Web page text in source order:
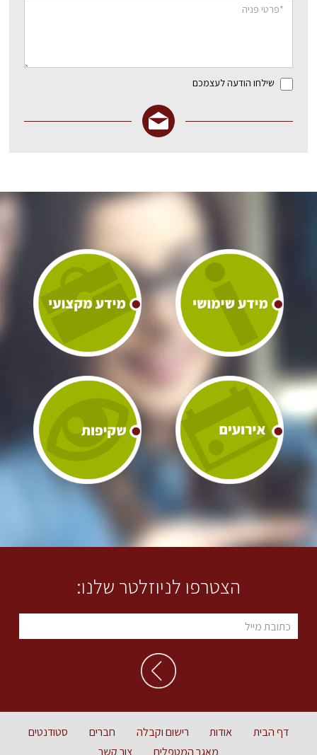
שילחו הודעה לעצמכם
הצטרפו לניוזלטר שלנו:
דף הבית אודות רישום וקבלה חברים
סטודנטים
מאגר המטפלים
צור קשר